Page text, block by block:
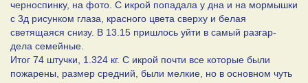
черноспинку, на фото. С икрой попадала у дна и на мормышки
с 3д рисунком глаза, красного цвета сверху и белая
светящаяся снизу. В 13.15 пришлось уйти в самый разгар-
дела семейные.
Итог 74 штучки, 1.324 кг. С икрой почти все которые были
пожарены, размер средний, были мелкие, но в основном чуть